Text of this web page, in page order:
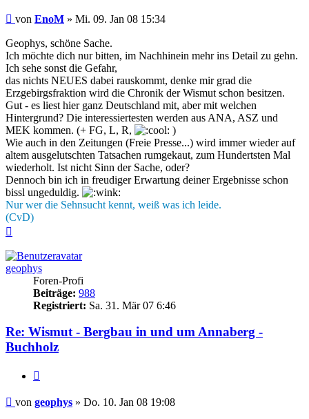
Beitrag
von EnoM » Mi. 09. Jan 08 15:34
Geophys, schöne Sache.
Ich möchte dich nur bitten, im Nachhinein mehr ins Detail zu gehn.
Ich sehe sonst die Gefahr,
das nichts NEUES dabei rauskommt, denke mir grad die
Erzgebirgsfraktion wird die Chronik der Wismut schon besitzen.
Gut - es liest hier ganz Deutschland mit, aber mit welchen
Hintergrund? Die interessiertesten werden aus ANA, ASZ und
MEK kommen. (+ FG, L, R,
)
Wie auch in den Zeitungen (Freie Presse...) wird immer wieder auf
altem ausgelutschten Tatsachen rumgekaut, zum Hundertsten Mal
wiederholt. Ist nicht Sinn der Sache, oder?
Dennoch bin ich in freudiger Erwartung deiner Ergebnisse schon
bissl ungeduldig.
Nur wer die Sehnsucht kennt, weiß was ich leide.
(CvD)
geophys
Foren-Profi
Beiträge: 988
Registriert: Sa. 31. Mär 07 6:46
Re: Wismut - Bergbau in und um Annaberg -
Buchholz
Beitrag
von geophys » Do. 10. Jan 08 19:08